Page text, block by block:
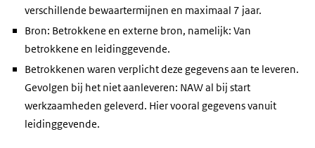
verschillende bewaartermijnen en maximaal 7 jaar.
Bron: Betrokkene en externe bron, namelijk: Van
betrokkene en leidinggevende.
Betrokkenen waren verplicht deze gegevens aan te leveren.
Gevolgen bij het niet aanleveren: NAW al bij start
werkzaamheden geleverd. Hier vooral gegevens vanuit
leidinggevende.